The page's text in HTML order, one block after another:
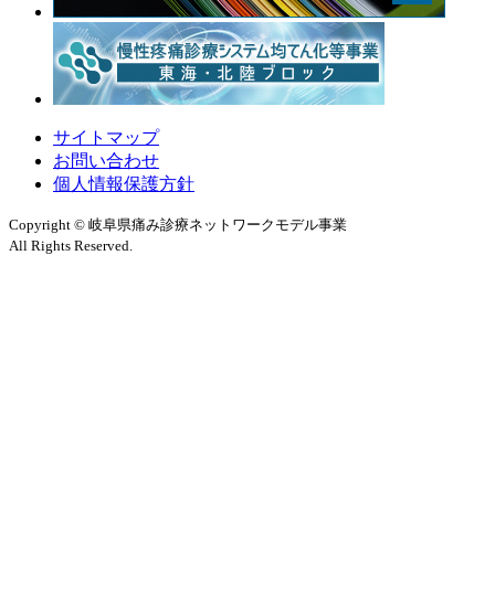
サイトマップ
お問い合わせ
個人情報保護方針
Copyright © 岐阜県痛み診療ネットワークモデル事業
All Rights Reserved.